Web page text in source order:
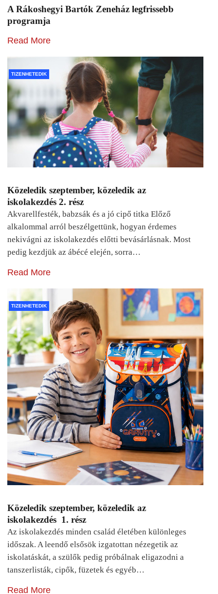
A Rákoshegyi Bartók Zeneház legfrissebb
programja
Read More
TIZENHETEDIK
Közeledik szeptember, közeledik az
iskolakezdés 2. rész
Akvarellfesték, babzsák és a jó cipő titka Előző
alkalommal arról beszélgettünk, hogyan érdemes
nekivágni az iskolakezdés előtti bevásárlásnak. Most
pedig kezdjük az ábécé elején, sorra…
Read More
TIZENHETEDIK
Közeledik szeptember, közeledik az
iskolakezdés 1. rész
Az iskolakezdés minden család életében különleges
időszak. A leendő elsősök izgatottan nézegetik az
iskolatáskát, a szülők pedig próbálnak eligazodni a
tanszerlisták, cipők, füzetek és egyéb…
Read More